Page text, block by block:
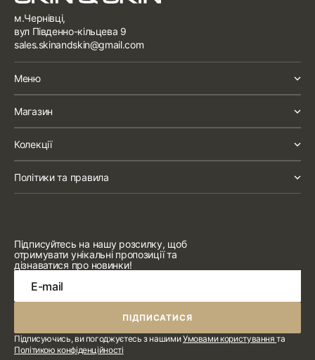
м.Чернівці,
вул Південно-кільцева 9
sales.skinandskin@gmail.com
Меню
Магазин
Колекції
Політики та правила
Підписуйтесь на нашу розсилку, щоб
отримувати унікальні пропозиції та
дізнаватися про новинки!
E-mail
ПІДПИСАТИСЯ
ПІДПИСАТИСЯ
Підписуючись, ви погоджуєтесь з нашимиУмовами користуваннята
Політикою конфіденційності